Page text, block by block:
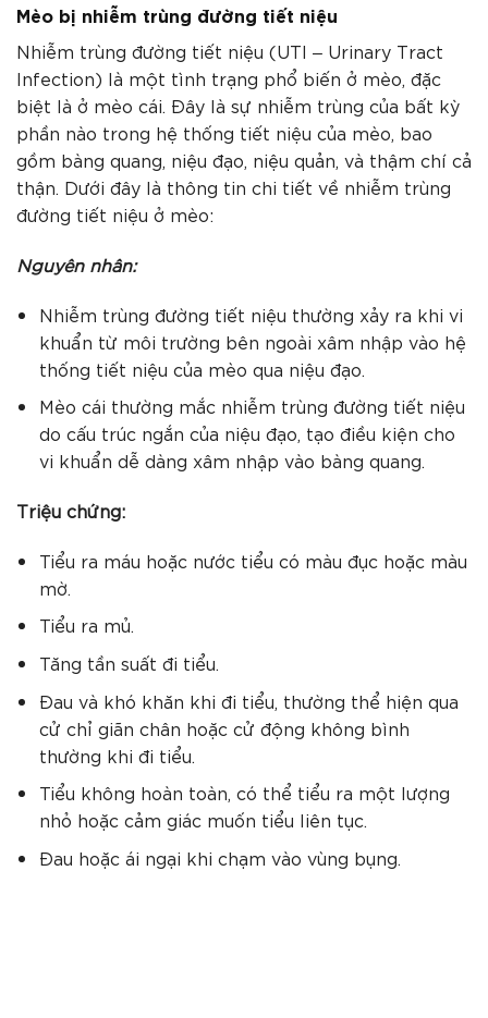
Mèo bị nhiễm trùng đường tiết niệu
Nhiễm trùng đường tiết niệu (UTI – Urinary Tract
Infection) là một tình trạng phổ biến ở mèo, đặc
biệt là ở mèo cái. Đây là sự nhiễm trùng của bất kỳ
phần nào trong hệ thống tiết niệu của mèo, bao
gồm bàng quang, niệu đạo, niệu quản, và thậm chí cả
thận. Dưới đây là thông tin chi tiết về nhiễm trùng
đường tiết niệu ở mèo:
Nguyên nhân:
Nhiễm trùng đường tiết niệu thường xảy ra khi vi
khuẩn từ môi trường bên ngoài xâm nhập vào hệ
thống tiết niệu của mèo qua niệu đạo.
Mèo cái thường mắc nhiễm trùng đường tiết niệu
do cấu trúc ngắn của niệu đạo, tạo điều kiện cho
vi khuẩn dễ dàng xâm nhập vào bàng quang.
Triệu chứng:
Tiểu ra máu hoặc nước tiểu có màu đục hoặc màu
mờ.
Tiểu ra mủ.
Tăng tần suất đi tiểu.
Đau và khó khăn khi đi tiểu, thường thể hiện qua
cử chỉ giãn chân hoặc cử động không bình
thường khi đi tiểu.
Tiểu không hoàn toàn, có thể tiểu ra một lượng
nhỏ hoặc cảm giác muốn tiểu liên tục.
Đau hoặc ái ngại khi chạm vào vùng bụng.